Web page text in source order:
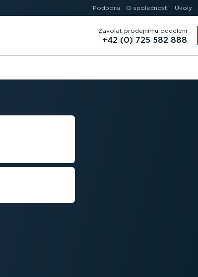
Podpora O společnosti Úkoly
Zavolat prodejnímu oddělení
+42 (0) 725 582 888